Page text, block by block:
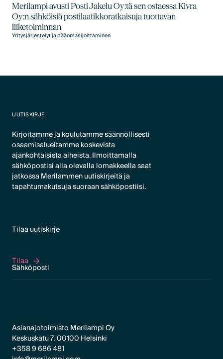
Merilampi avusti Posti Jakelu Oy:tä sen ostaessa Kivra
Oy:n sähköisiä postilaatikkoratkaisuja tuottavan
liiketoiminnan
Yritysjärjestelyt ja pääomasijoittaminen
UUTISKIRJE
Kirjoitamme ja koulutamme säännöllisesti
osaamisalueitamme koskevista
ajankohtaisista aiheista. Ilmoittamalla
sähköpostisi alla olevalla lomakkeella saat
jatkossa Merilammen uutiskirjeitä ja
tapahtumakutsuja suoraan sähköpostiisi.
Tilaa uutiskirje
Tilaa
Tilaa
Asianajotoimisto Merilampi Oy
Keskuskatu 7, 00100 Helsinki
+358 9 686 481